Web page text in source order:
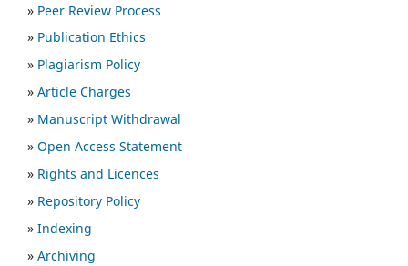
» Peer Review Process
» Publication Ethics
» Plagiarism Policy
» Article Charges
» Manuscript Withdrawal
» Open Access Statement
» Rights and Licences
» Repository Policy
» Indexing
» Archiving